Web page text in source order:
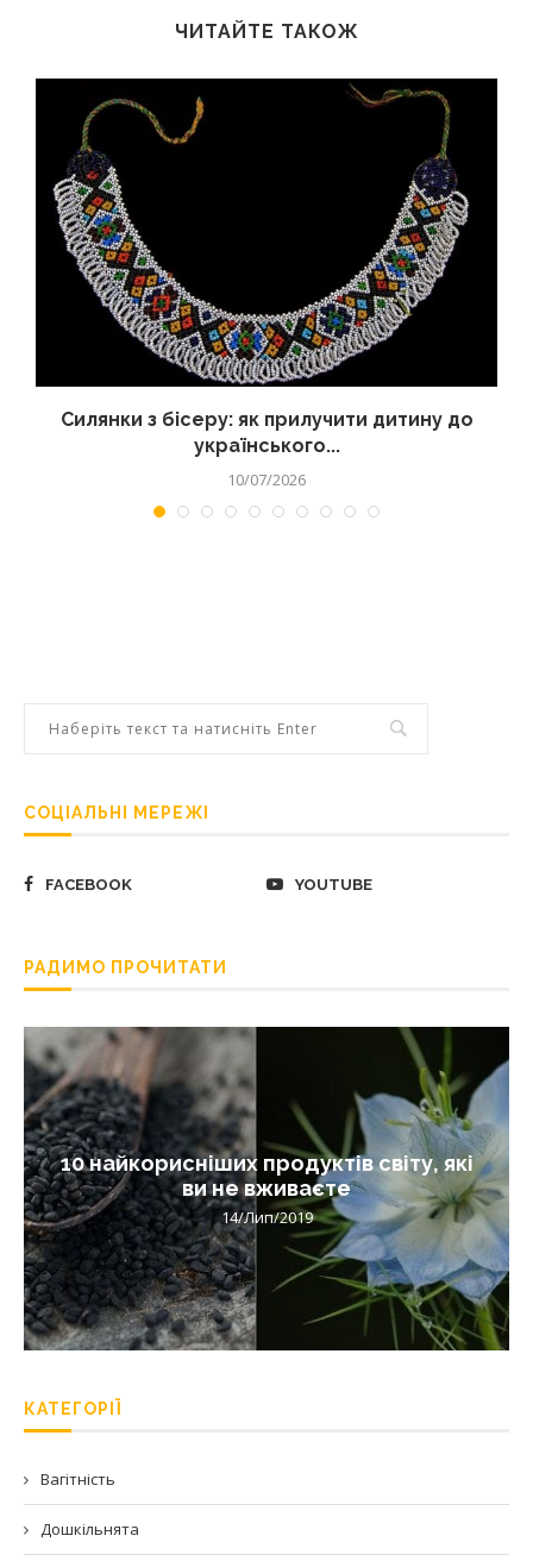
ЧИТАЙТЕ ТАКОЖ
Силянки з бісеру: як прилучити дитину до
українського...
10/07/2026
СОЦІАЛЬНІ МЕРЕЖІ
FACEBOOK YOUTUBE
РАДИМО ПРОЧИТАТИ
10 найкорисніших продуктів світу, які
ви не вживаєте
14/Лип/2019
КАТЕГОРІЇ
Вагітність
Дошкільнята